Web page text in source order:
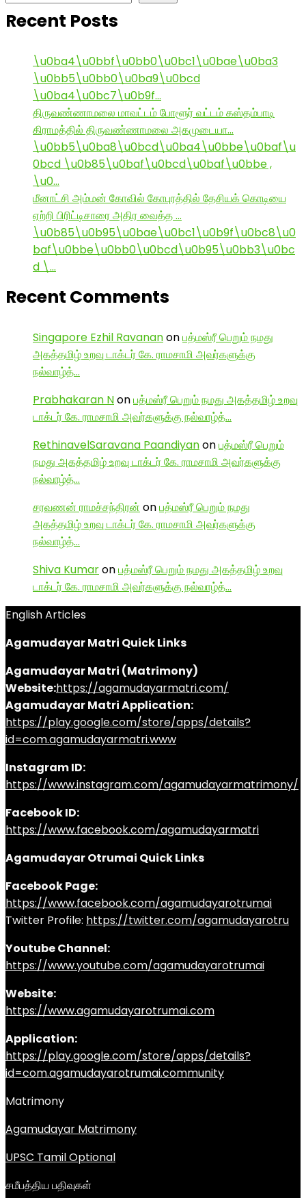
Recent Posts
\u0ba4\u0bbf\u0bb0\u0bc1\u0bae\u0ba3
\u0bb5\u0bb0\u0ba9\u0bcd
\u0ba4\u0bc7\u0b9f…
திருவண்ணாமலை மாவட்டம் போளூர் வட்டம் கஸ்தம்பாடி
கிராமத்தில் திருவண்ணாமலை அகமுடையா…
\u0bb5\u0ba8\u0bcd\u0ba4\u0bbe\u0baf\u
0bcd \u0b85\u0baf\u0bcd\u0baf\u0bbe ,
\u0…
மீனாட்சி அம்மன் கோவில் கோபுரத்தில் தேசியக் கொடியை
ஏற்றி பிரிட்டிசாரை அதிர வைத்த …
\u0b85\u0b95\u0bae\u0bc1\u0b9f\u0bc8\u0
baf\u0bbe\u0bb0\u0bcd\u0b95\u0bb3\u0bc
d \…
Recent Comments
Singapore Ezhil Ravananonபத்மஸ்ரீ பெறும் நமது
அகத்தமிழ் உறவு டாக்டர் கே. ராமசாமி அவர்களுக்கு
நல்வாழ்த்…
Prabhakaran Nonபத்மஸ்ரீ பெறும் நமது அகத்தமிழ் உறவு
டாக்டர் கே. ராமசாமி அவர்களுக்கு நல்வாழ்த்…
RethinavelSaravana Paandiyanonபத்மஸ்ரீ பெறும்
நமது அகத்தமிழ் உறவு டாக்டர் கே. ராமசாமி அவர்களுக்கு
நல்வாழ்த்…
சரவணன் ராமச்சந்திரன் onபத்மஸ்ரீ பெறும் நமது
அகத்தமிழ் உறவு டாக்டர் கே. ராமசாமி அவர்களுக்கு
நல்வாழ்த்…
Shiva Kumaronபத்மஸ்ரீ பெறும் நமது அகத்தமிழ் உறவு
டாக்டர் கே. ராமசாமி அவர்களுக்கு நல்வாழ்த்…
English Articles
Agamudayar Matri Quick Links
Agamudayar Matri (Matrimony)
Website:https://agamudayarmatri.com/
Agamudayar Matri Application:
https://play.google.com/store/apps/details?
id=com.agamudayarmatri.www
Instagram ID:
https://www.instagram.com/agamudayarmatrimony/
Facebook ID:
https://www.facebook.com/agamudayarmatri
Agamudayar Otrumai Quick Links
Facebook Page:
https://www.facebook.com/agamudayarotrumai
Twitter Profile: https://twitter.com/agamudayarotru
Youtube Channel:
https://www.youtube.com/agamudayarotrumai
Website:
https://www.agamudayarotrumai.com
Application:
https://play.google.com/store/apps/details?
id=com.agamudayarotrumai.community
Matrimony
Agamudayar Matrimony
UPSC Tamil Optional
சமீபத்திய பதிவுகள்